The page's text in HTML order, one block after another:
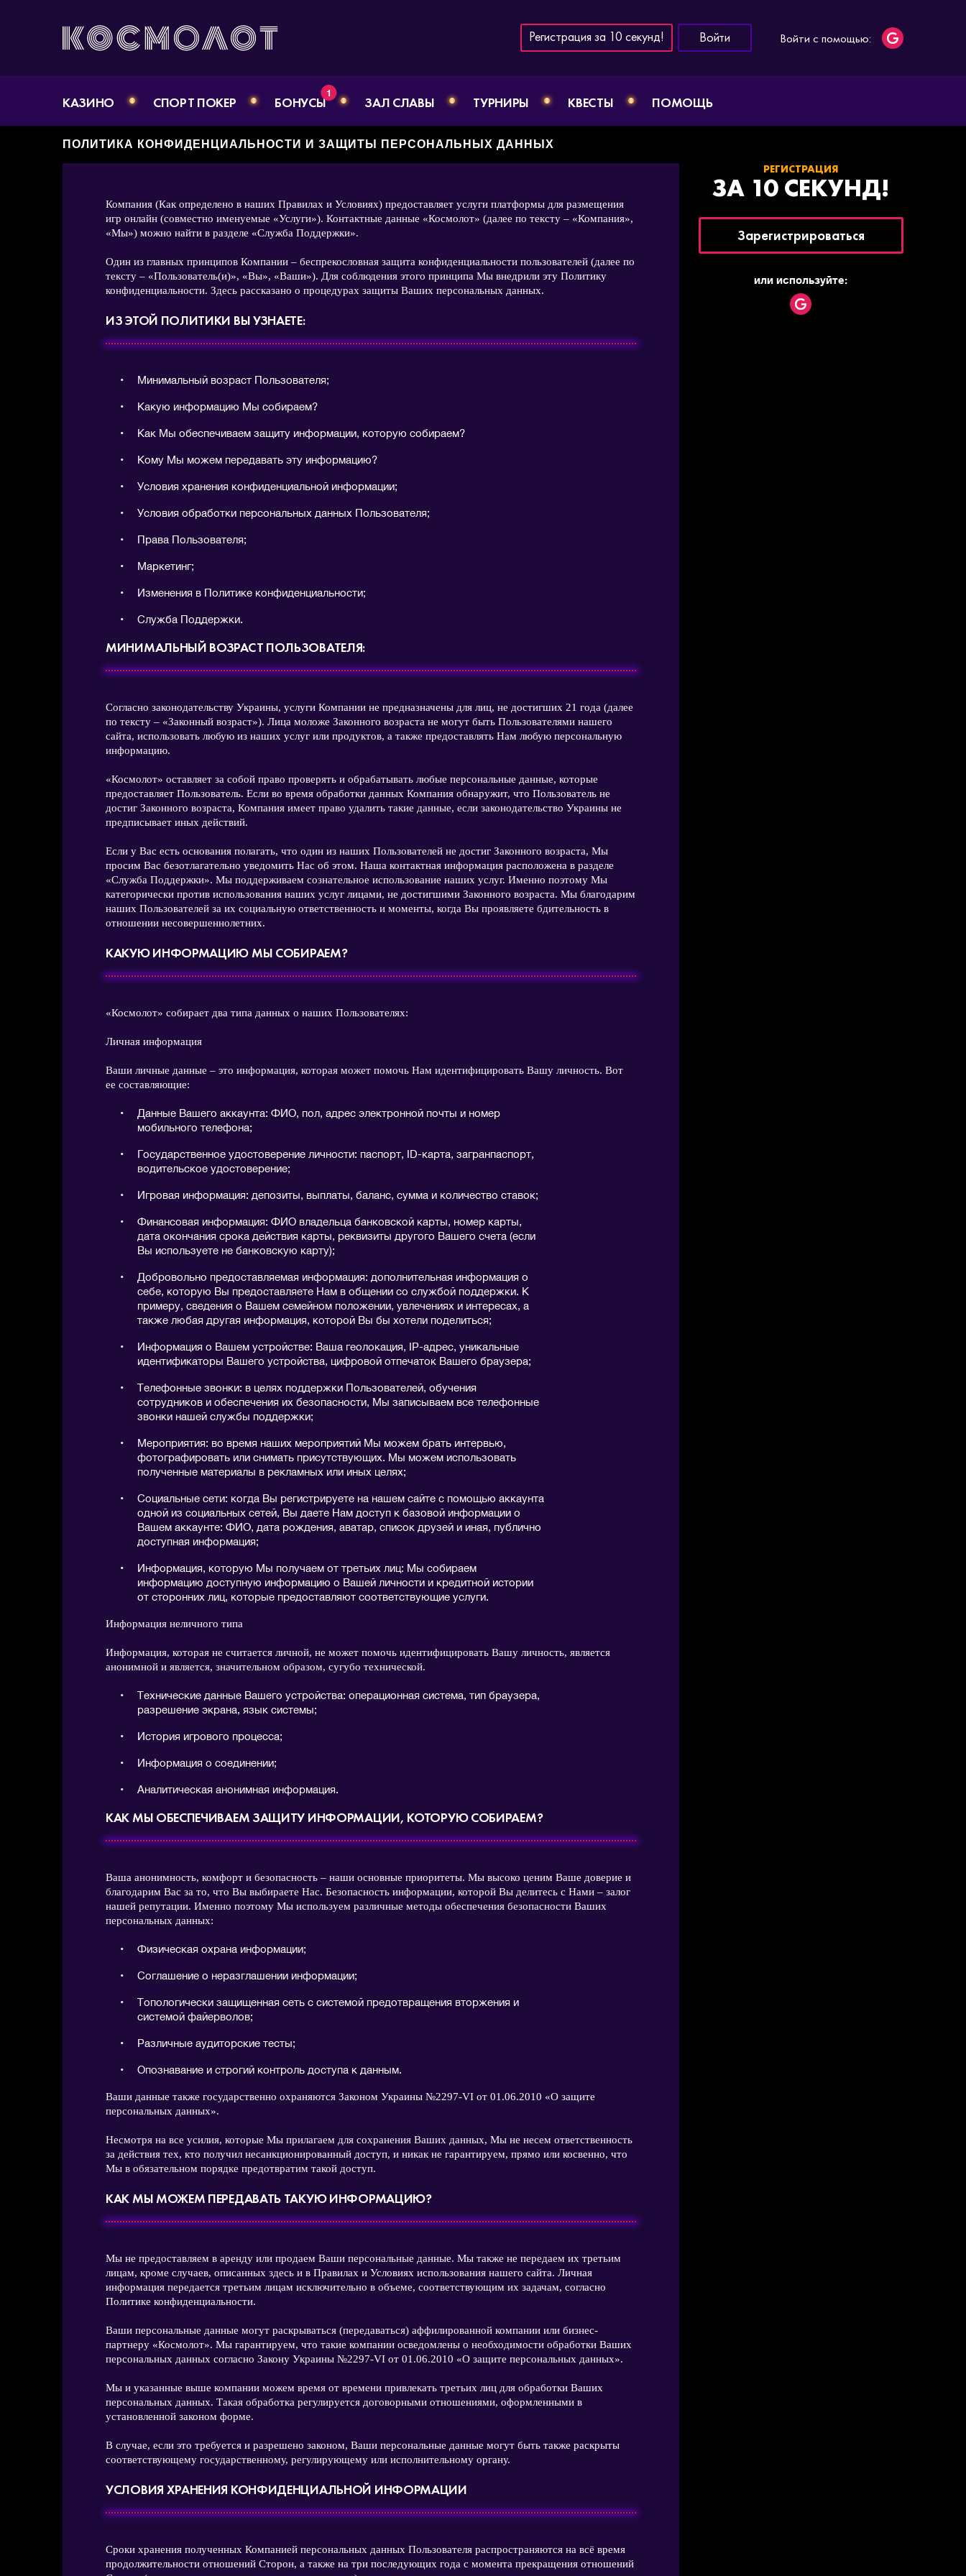
Регистрация за 10 секунд! Войти Войти с помощью:
КАЗИНО СПОРТ ПОКЕР БОНУСЫ
1
ЗАЛ СЛАВЫ ТУРНИРЫ КВЕСТЫ ПОМОЩЬ
ПОЛИТИКА КОНФИДЕНЦИАЛЬНОСТИ И ЗАЩИТЫ ПЕРСОНАЛЬНЫХ ДАННЫХ
Компания (Как определено в наших Правилах и Условиях) предоставляет услуги платформы для размещения
игр онлайн (совместно именуемые «Услуги»). Контактные данные «Космолот» (далее по тексту – «Компания»,
«Мы») можно найти в разделе «Служба Поддержки».
Один из главных принципов Компании – беспрекословная защита конфиденциальности пользователей (далее по
тексту – «Пользователь(и)», «Вы», «Ваши»). Для соблюдения этого принципа Мы внедрили эту Политику
конфиденциальности. Здесь рассказано о процедурах защиты Ваших персональных данных.
ИЗ ЭТОЙ ПОЛИТИКИ ВЫ УЗНАЕТЕ:
Минимальный возраст Пользователя;
Какую информацию Мы собираем?
Как Мы обеспечиваем защиту информации, которую собираем?
Кому Мы можем передавать эту информацию?
Условия хранения конфиденциальной информации;
Условия обработки персональных данных Пользователя;
Права Пользователя;
Маркетинг;
Изменения в Политике конфиденциальности;
Служба Поддержки.
МИНИМАЛЬНЫЙ ВОЗРАСТ ПОЛЬЗОВАТЕЛЯ:
Согласно законодательству Украины, услуги Компании не предназначены для лиц, не достигших 21 года (далее
по тексту – «Законный возраст»). Лица моложе Законного возраста не могут быть Пользователями нашего
сайта, использовать любую из наших услуг или продуктов, а также предоставлять Нам любую персональную
информацию.
«Космолот» оставляет за собой право проверять и обрабатывать любые персональные данные, которые
предоставляет Пользователь. Если во время обработки данных Компания обнаружит, что Пользователь не
достиг Законного возраста, Компания имеет право удалить такие данные, если законодательство Украины не
предписывает иных действий.
Если у Вас есть основания полагать, что один из наших Пользователей не достиг Законного возраста, Мы
просим Вас безотлагательно уведомить Нас об этом. Наша контактная информация расположена в разделе
«Служба Поддержки». Мы поддерживаем сознательное использование наших услуг. Именно поэтому Мы
категорически против использования наших услуг лицами, не достигшими Законного возраста. Мы благодарим
наших Пользователей за их социальную ответственность и моменты, когда Вы проявляете бдительность в
отношении несовершеннолетних.
КАКУЮ ИНФОРМАЦИЮ МЫ СОБИРАЕМ?
«Космолот» собирает два типа данных о наших Пользователях:
Личная информация
Ваши личные данные – это информация, которая может помочь Нам идентифицировать Вашу личность. Вот
ее составляющие:
Данные Вашего аккаунта: ФИО, пол, адрес электронной почты и номер
мобильного телефона;
Государственное удостоверение личности: паспорт, ID-карта, загранпаспорт,
водительское удостоверение;
Игровая информация: депозиты, выплаты, баланс, сумма и количество ставок;
Финансовая информация: ФИО владельца банковской карты, номер карты,
дата окончания срока действия карты, реквизиты другого Вашего счета (если
Вы используете не банковскую карту);
Добровольно предоставляемая информация: дополнительная информация о
себе, которую Вы предоставляете Нам в общении со службой поддержки. К
примеру, сведения о Вашем семейном положении, увлечениях и интересах, а
также любая другая информация, которой Вы бы хотели поделиться;
Информация о Вашем устройстве: Ваша геолокация, IP-адрес, уникальные
идентификаторы Вашего устройства, цифровой отпечаток Вашего браузера;
Телефонные звонки: в целях поддержки Пользователей, обучения
сотрудников и обеспечения их безопасности, Мы записываем все телефонные
звонки нашей службы поддержки;
Мероприятия: во время наших мероприятий Мы можем брать интервью,
фотографировать или снимать присутствующих. Мы можем использовать
полученные материалы в рекламных или иных целях;
Социальные сети: когда Вы регистрируете на нашем сайте с помощью аккаунта
одной из социальных сетей, Вы даете Нам доступ к базовой информации о
Вашем аккаунте: ФИО, дата рождения, аватар, список друзей и иная, публично
доступная информация;
Информация, которую Мы получаем от третьих лиц: Мы собираем
информацию доступную информацию о Вашей личности и кредитной истории
от сторонних лиц, которые предоставляют соответствующие услуги.
Информация неличного типа
Информация, которая не считается личной, не может помочь идентифицировать Вашу личность, является
анонимной и является, значительном образом, сугубо технической.
Технические данные Вашего устройства: операционная система, тип браузера,
разрешение экрана, язык системы;
История игрового процесса;
Информация о соединении;
Аналитическая анонимная информация.
КАК МЫ ОБЕСПЕЧИВАЕМ ЗАЩИТУ ИНФОРМАЦИИ, КОТОРУЮ СОБИРАЕМ?
Ваша анонимность, комфорт и безопасность – наши основные приоритеты. Мы высоко ценим Ваше доверие и
благодарим Вас за то, что Вы выбираете Нас. Безопасность информации, которой Вы делитесь с Нами – залог
нашей репутации. Именно поэтому Мы используем различные методы обеспечения безопасности Ваших
персональных данных:
Физическая охрана информации;
Соглашение о неразглашении информации;
Топологически защищенная сеть с системой предотвращения вторжения и
системой файерволов;
Различные аудиторские тесты;
Опознавание и строгий контроль доступа к данным.
Ваши данные также государственно охраняются Законом Украины №2297-VI от 01.06.2010 «О защите
персональных данных».
Несмотря на все усилия, которые Мы прилагаем для сохранения Ваших данных, Мы не несем ответственность
за действия тех, кто получил несанкционированный доступ, и никак не гарантируем, прямо или косвенно, что
Мы в обязательном порядке предотвратим такой доступ.
КАК МЫ МОЖЕМ ПЕРЕДАВАТЬ ТАКУЮ ИНФОРМАЦИЮ?
Мы не предоставляем в аренду или продаем Ваши персональные данные. Мы также не передаем их третьим
лицам, кроме случаев, описанных здесь и в Правилах и Условиях использования нашего сайта. Личная
информация передается третьим лицам исключительно в объеме, соответствующим их задачам, согласно
Политике конфиденциальности.
Ваши персональные данные могут раскрываться (передаваться) аффилированной компании или бизнес-
партнеру «Космолот». Мы гарантируем, что такие компании осведомлены о необходимости обработки Ваших
персональных данных согласно Закону Украины №2297-VI от 01.06.2010 «О защите персональных данных».
Мы и указанные выше компании можем время от времени привлекать третьих лиц для обработки Ваших
персональных данных. Такая обработка регулируется договорными отношениями, оформленными в
установленной законом форме.
В случае, если это требуется и разрешено законом, Ваши персональные данные могут быть также раскрыты
соответствующему государственному, регулирующему или исполнительному органу.
УСЛОВИЯ ХРАНЕНИЯ КОНФИДЕНЦИАЛЬНОЙ ИНФОРМАЦИИ
Сроки хранения полученных Компанией персональных данных Пользователя распространяются на всё время
продолжительности отношений Сторон, а также на три последующих года с момента прекращения отношений
РЕГИСТРАЦИЯ
ЗА 10 СЕКУНД!
Зарегистрироваться
или используйте: